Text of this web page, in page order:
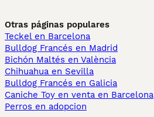
Otras páginas populares
Teckel en Barcelona
Bulldog Francés en Madrid
Bichón Maltés en València
Chihuahua en Sevilla
Bulldog Francés en Galicia
Caniche Toy en venta en Barcelona
Perros en adopcion